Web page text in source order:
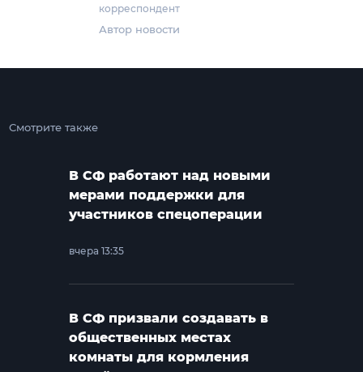
корреспондент
Автор новости
Смотрите также
В СФ работают над новыми
мерами поддержки для
участников спецоперации
вчера 13:35
В СФ призвали создавать в
общественных местах
комнаты для кормления